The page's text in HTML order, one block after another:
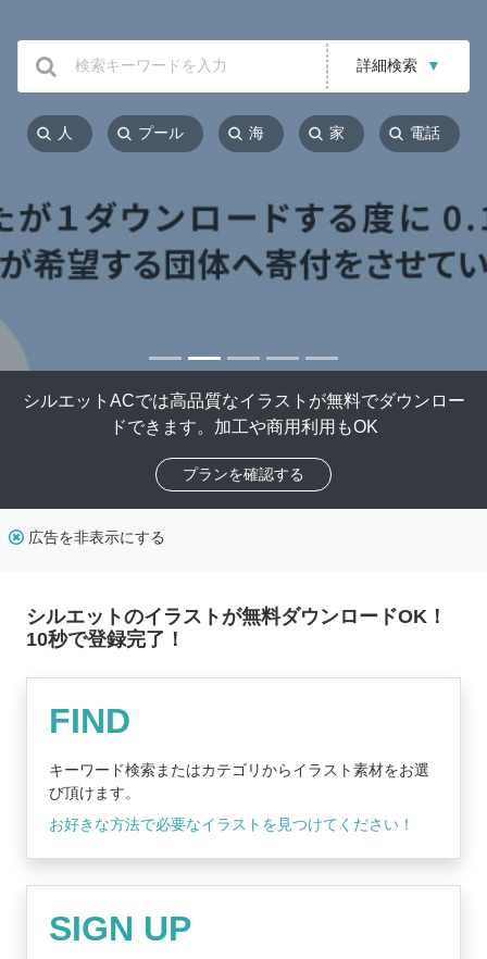
詳細検索 ▼
人 プール 海 家 電話
シルエットACでは高品質なイラストが無料でダウンロー
ドできます。加工や商用利用もOK
プランを確認する
広告を非表示にする
シルエットのイラストが無料ダウンロードOK！
10秒で登録完了！
FIND
キーワード検索またはカテゴリからイラスト素材をお選
び頂けます。
お好きな方法で必要なイラストを見つけてください！
SIGN UP